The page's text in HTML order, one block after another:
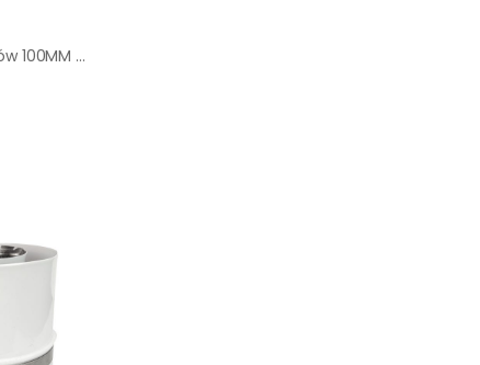
Adapter do wsporników 100MM Greenline Tiles